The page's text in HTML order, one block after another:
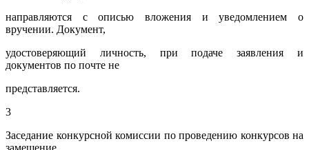
направляются с описью вложения и уведомлением о
вручении. Документ,
удостоверяющий личность, при подаче заявления и
документов по почте не
представляется.
3
Заседание конкурсной комиссии по проведению конкурсов на
замещение